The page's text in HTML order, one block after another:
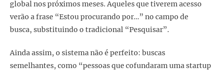
global nos próximos meses. Aqueles que tiverem acesso
verão a frase “Estou procurando por…” no campo de
busca, substituindo o tradicional “Pesquisar”.
Ainda assim, o sistema não é perfeito: buscas
semelhantes, como “pessoas que cofundaram uma startup